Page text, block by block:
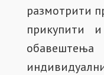
размотрити
прикупити